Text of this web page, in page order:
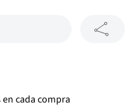
cada compra